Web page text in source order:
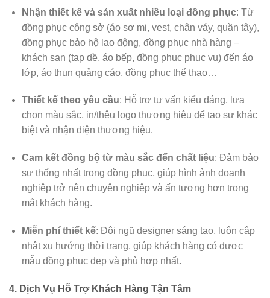
Nhận thiết kế và sản xuất nhiều loại đồng phục: Từ
đồng phục công sở (áo sơ mi, vest, chân váy, quần tây),
đồng phục bảo hộ lao động, đồng phục nhà hàng –
khách sạn (tạp dề, áo bếp, đồng phục phục vụ) đến áo
lớp, áo thun quảng cáo, đồng phục thể thao…
Thiết kế theo yêu cầu: Hỗ trợ tư vấn kiểu dáng, lựa
chọn màu sắc, in/thêu logo thương hiệu để tạo sự khác
biệt và nhận diện thương hiệu.
Cam kết đồng bộ từ màu sắc đến chất liệu: Đảm bảo
sự thống nhất trong đồng phục, giúp hình ảnh doanh
nghiệp trở nên chuyên nghiệp và ấn tượng hơn trong
mắt khách hàng.
Miễn phí thiết kế: Đội ngũ designer sáng tạo, luôn cập
nhật xu hướng thời trang, giúp khách hàng có được
mẫu đồng phục đẹp và phù hợp nhất.
4. Dịch Vụ Hỗ Trợ Khách Hàng Tận Tâm